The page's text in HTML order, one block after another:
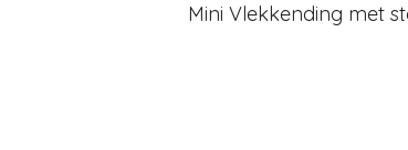
Mini Vlekkending met